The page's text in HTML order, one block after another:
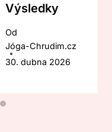
Výsledky
Od
Jóga-Chrudim.cz
30. dubna 2026